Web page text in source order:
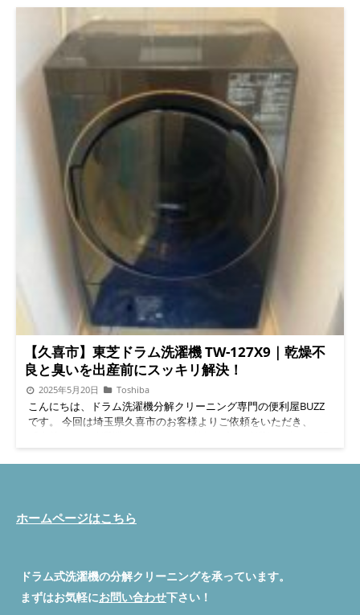
【久喜市】東芝ドラム洗濯機 TW-127X9｜乾燥不
良と臭いを出産前にスッキリ解決！
2025年5月20日 Toshiba
こんにちは、ドラム洗濯機分解クリーニング専門の便利屋BUZZ
です。 今回は埼玉県久喜市のお客様よりご依頼をいただき、
家の中を清潔にしておきたい」という大切なご事情。小さなお子
ーアフター画像スペース、お問い合わせ方法、よくある質問まで
わかりやすくご紹介します。 東芝ドラム洗濯機 TW-127X9って
プ式乾燥など、家庭にやさしい機能が満載です。 でも、使い続
けているとどうしても汚れが内部にたまりやすく、乾燥不良や臭
いの原因になることもあります。 乾燥機能が弱くなる原因は
ホームページはこちら
ドラム式洗濯機の分解クリーニングを承っています。
まずはお気軽にお問い合わせ下さい！